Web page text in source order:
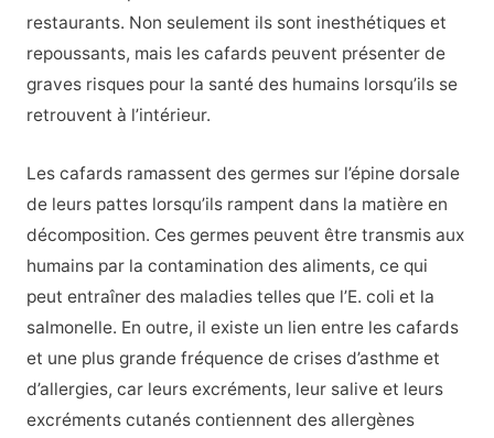
restaurants. Non seulement ils sont inesthétiques et
repoussants, mais les cafards peuvent présenter de
graves risques pour la santé des humains lorsqu’ils se
retrouvent à l’intérieur.
Les cafards ramassent des germes sur l’épine dorsale
de leurs pattes lorsqu’ils rampent dans la matière en
décomposition. Ces germes peuvent être transmis aux
humains par la contamination des aliments, ce qui
peut entraîner des maladies telles que l’E. coli et la
salmonelle. En outre, il existe un lien entre les cafards
et une plus grande fréquence de crises d’asthme et
d’allergies, car leurs excréments, leur salive et leurs
excréments cutanés contiennent des allergènes